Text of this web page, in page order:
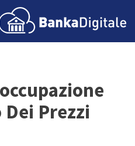
Dei Prezzi